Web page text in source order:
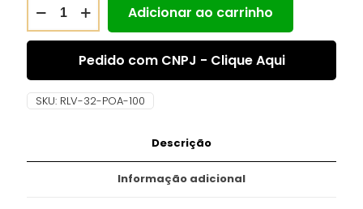
Adicionar ao carrinho
Pedido com CNPJ - Clique Aqui
SKU: RLV-32-POA-100
Descrição
Informação adicional